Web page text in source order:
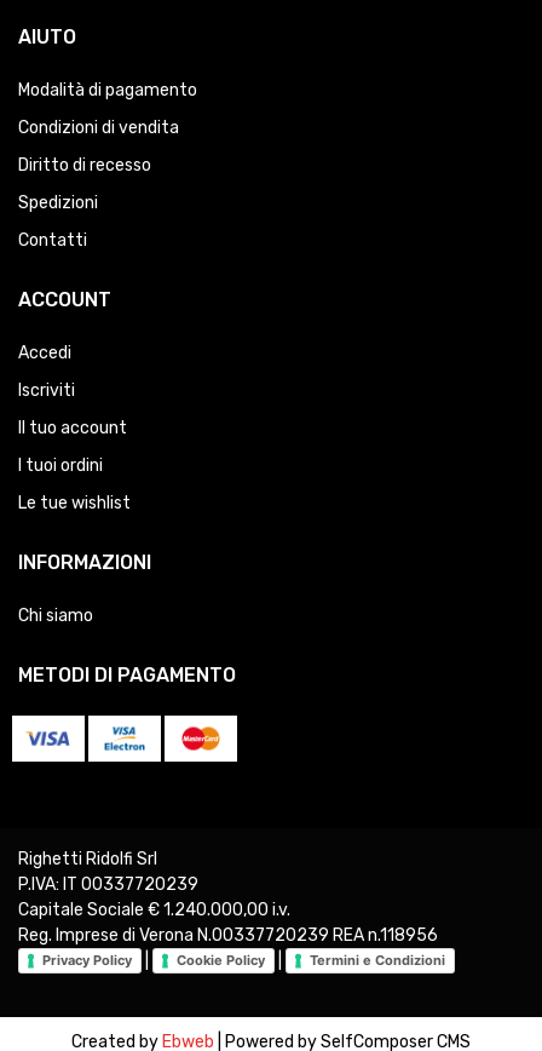
AIUTO
Modalità di pagamento
Condizioni di vendita
Diritto di recesso
Spedizioni
Contatti
ACCOUNT
Accedi
Iscriviti
Il tuo account
I tuoi ordini
Le tue wishlist
INFORMAZIONI
Chi siamo
METODI DI PAGAMENTO
Righetti Ridolfi Srl
P.IVA: IT 00337720239
Capitale Sociale € 1.240.000,00 i.v.
Reg. Imprese di Verona N.00337720239 REA n.118956
Privacy Policy Cookie Policy Termini e Condizioni
Created by Ebweb | Powered by SelfComposer CMS